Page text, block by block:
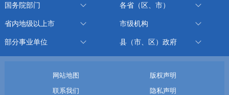
国务院部门 各省（区、市）
省内地级以上市 市级机构
部分事业单位 县（市、区）政府
网站地图
版权声明
联系我们
隐私声明